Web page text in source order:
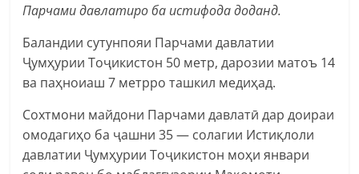
Парчами давлатиро ба истифода доданд.
Баландии сутунпояи Парчами давлатии
Ҷумҳурии Тоҷикистон 50 метр, дарозии матоъ 14
ва паҳноиаш 7 метрро ташкил медиҳад.
Сохтмони майдони Парчами давлатӣ дар доираи
омодагиҳо ба ҷашни 35 — солагии Истиқлоли
давлатии Ҷумҳурии Тоҷикистон моҳи январи